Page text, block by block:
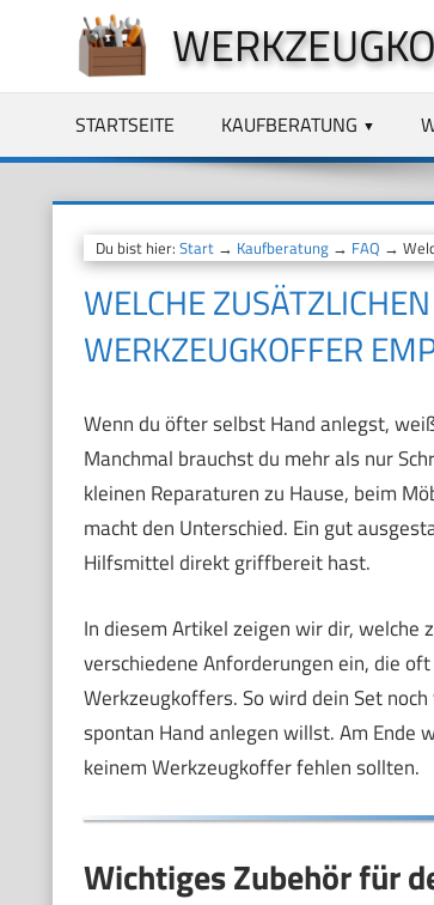
springen
STARTSEITE KAUFBERATUNG
Du bist hier: Start→ Kaufberatung→ FAQ →
WELCHE
WERKZEUGKOFFER
Wenn du öfter selbst Hand anlegst,
Manchmal brauchst du mehr als nur
kleinen Reparaturen zu Hause, beim
macht den Unterschied. Ein gut
Hilfsmittel direkt griffbereit hast.
In diesem Artikel zeigen wir dir,
verschiedene Anforderungen ein, die
Werkzeugkoffers. So wird dein Set
spontan Hand anlegen willst. Am Ende
keinem Werkzeugkoffer fehlen sollten.
Wichtiges Zubehör für